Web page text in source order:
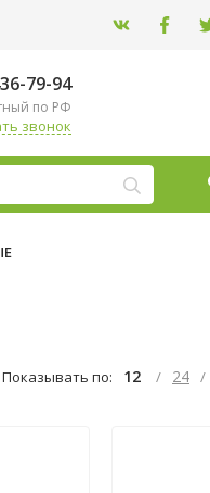
79-94
по РФ
звонок
Показывать по: 12 / 24 /